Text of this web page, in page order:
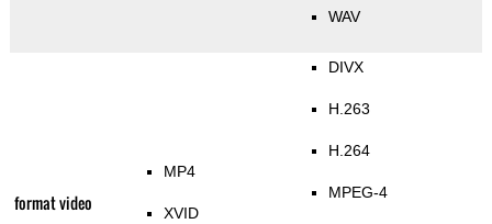
WAV
format video
MP4
XVID
DIVX
H.263
H.264
MPEG-4